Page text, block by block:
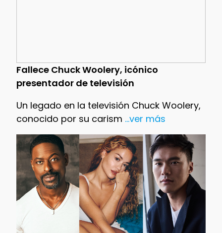
Fallece Chuck Woolery, icónico
presentador de televisión
Un legado en la televisión Chuck Woolery,
conocido por su carism ...ver más